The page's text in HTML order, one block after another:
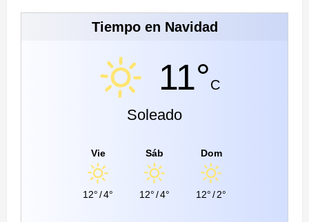
Tiempo en Navidad
11°C
Soleado
Vie
12°/4°
Sáb
12°/4°
Dom
12°/2°